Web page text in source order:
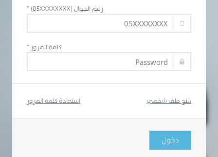
رقم الجوال (05XXXXXXXX) *
كلمة المرور *
استعادة كلمة المرور فتح ملف شخصي
دخول